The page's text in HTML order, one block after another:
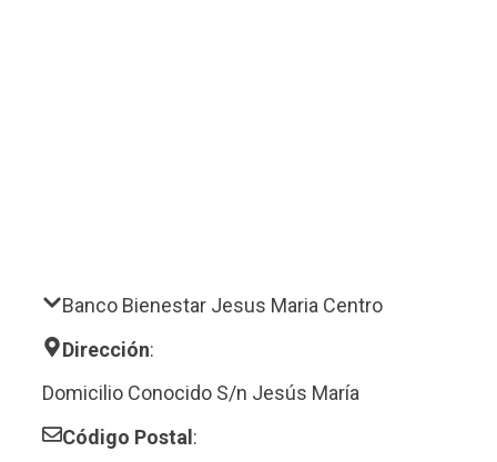
Banco Bienestar Jesus Maria Centro
Dirección:
Domicilio Conocido S/n Jesús María
Código Postal :